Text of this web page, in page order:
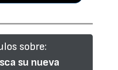
sobre:
su nueva